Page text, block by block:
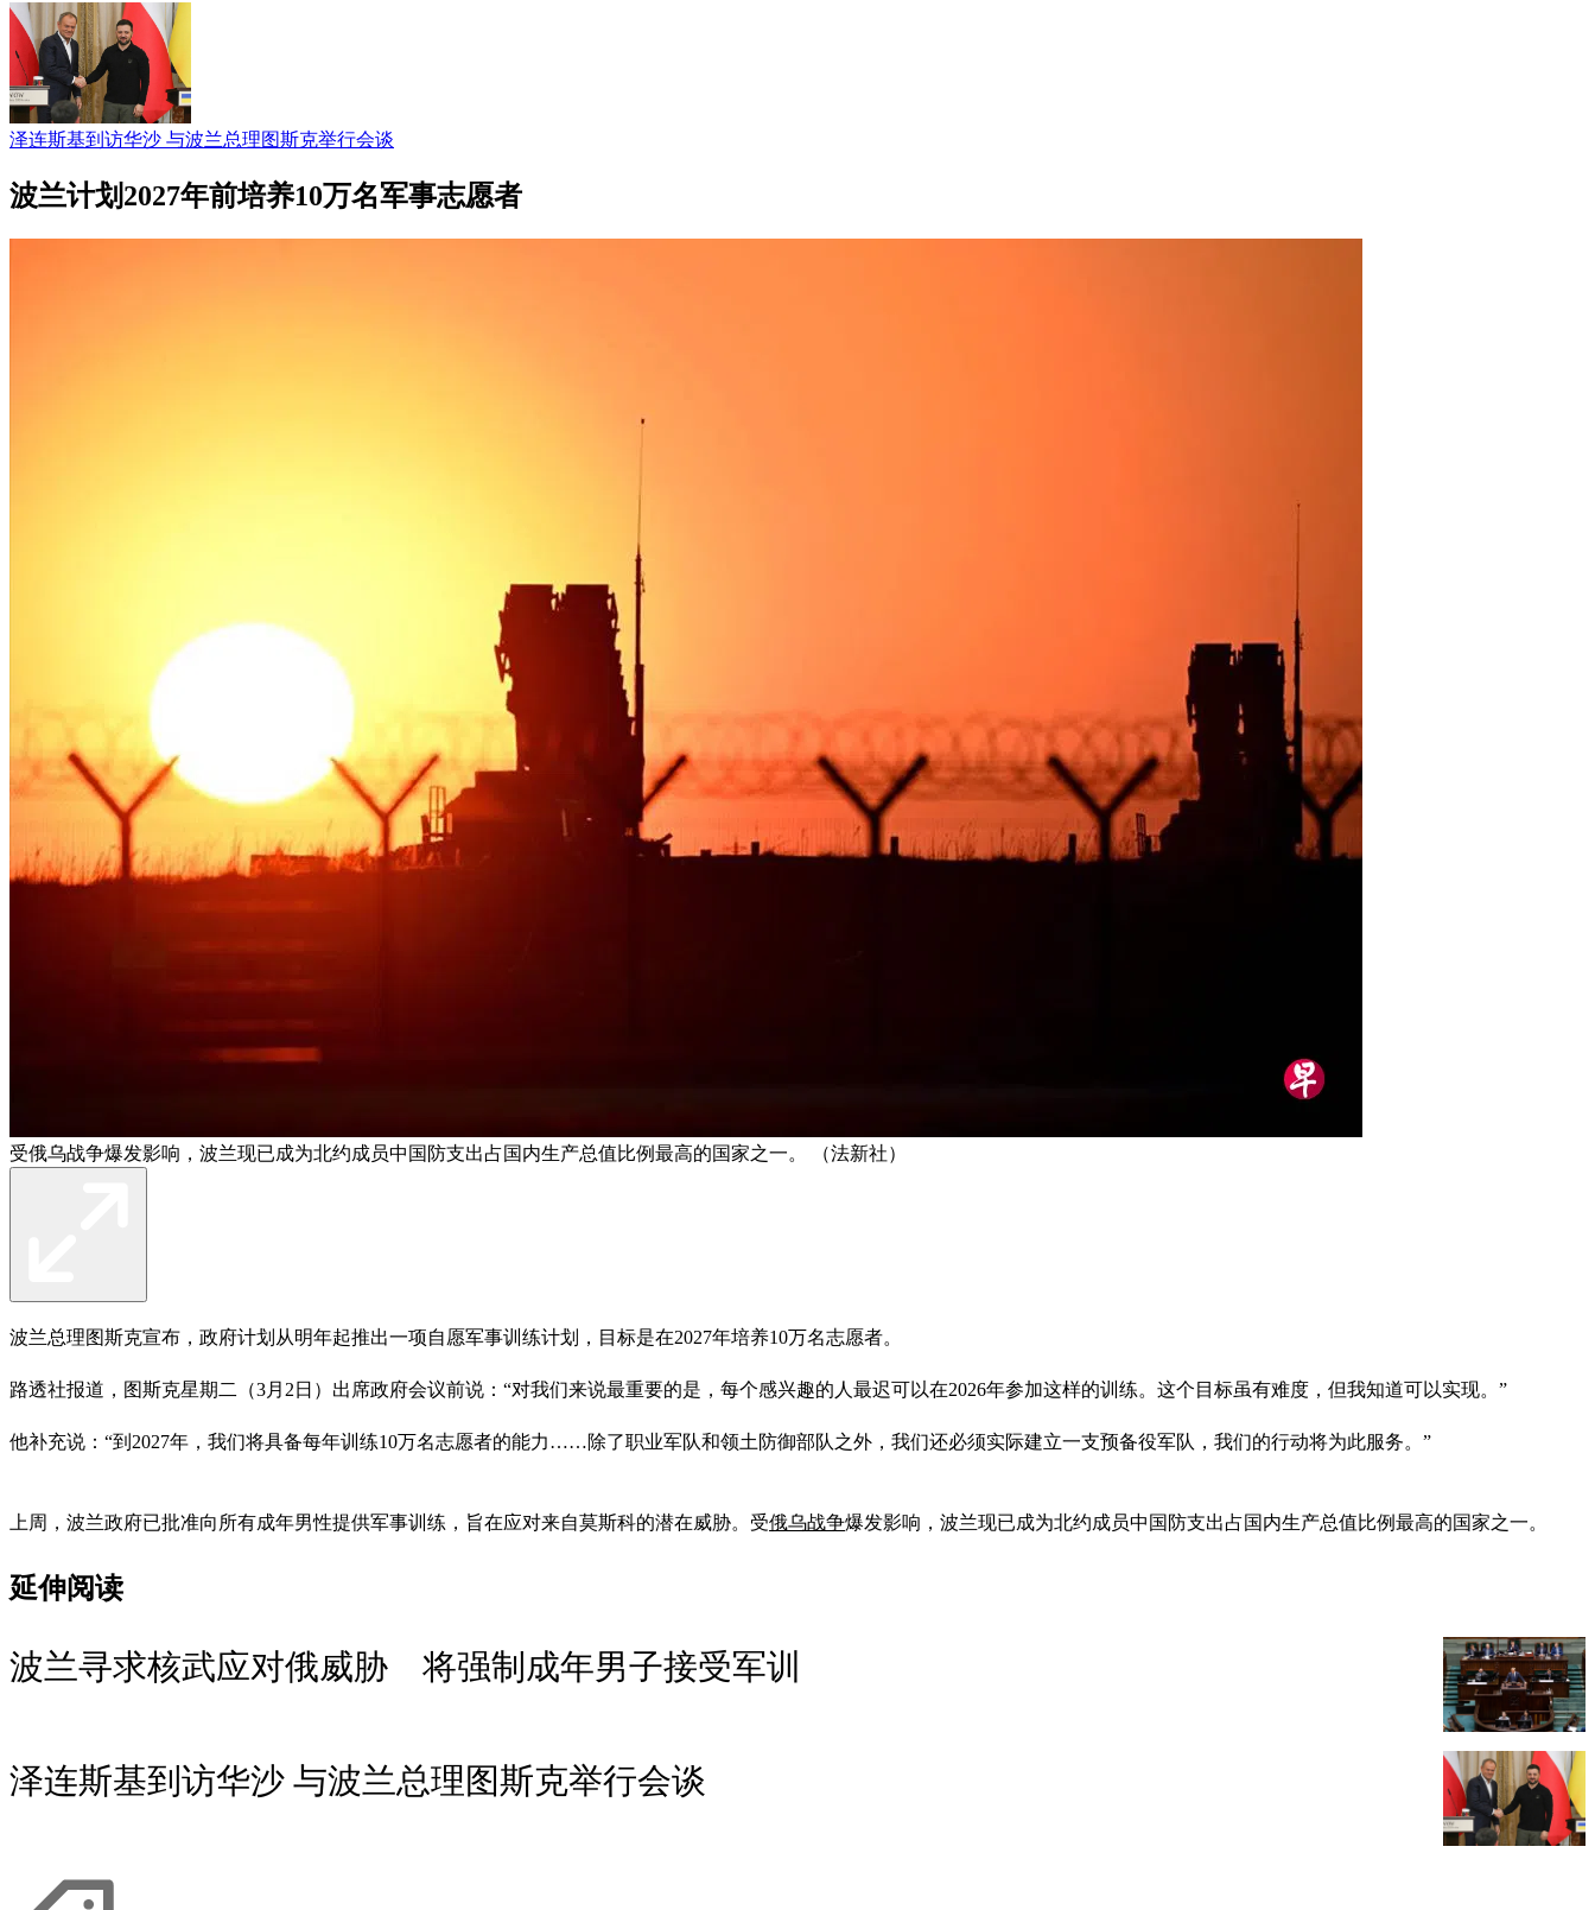
泽连斯基到访华沙 与波兰总理图斯克举行会谈
波兰计划2027年前培养10万名军事志愿者
受俄乌战争爆发影响，波兰现已成为北约成员中国防支出占国内生产总值比例最高的国家之一。 （法新社）
波兰总理图斯克宣布，政府计划从明年起推出一项自愿军事训练计划，目标是在2027年培养10万名志愿者。
路透社报道，图斯克星期二（3月2日）出席政府会议前说：“对我们来说最重要的是，每个感兴趣的人最迟可以在2026年参加这样的训练。这个目标虽有难度，但我知道可以实现。”
他补充说：“到2027年，我们将具备每年训练10万名志愿者的能力……除了职业军队和领土防御部队之外，我们还必须实际建立一支预备役军队，我们的行动将为此服务。”
上周，波兰政府已批准向所有成年男性提供军事训练，旨在应对来自莫斯科的潜在威胁。受俄乌战争爆发影响，波兰现已成为北约成员中国防支出占国内生产总值比例最高的国家之一。
延伸阅读
波兰寻求核武应对俄威胁 将强制成年男子接受军训
泽连斯基到访华沙 与波兰总理图斯克举行会谈